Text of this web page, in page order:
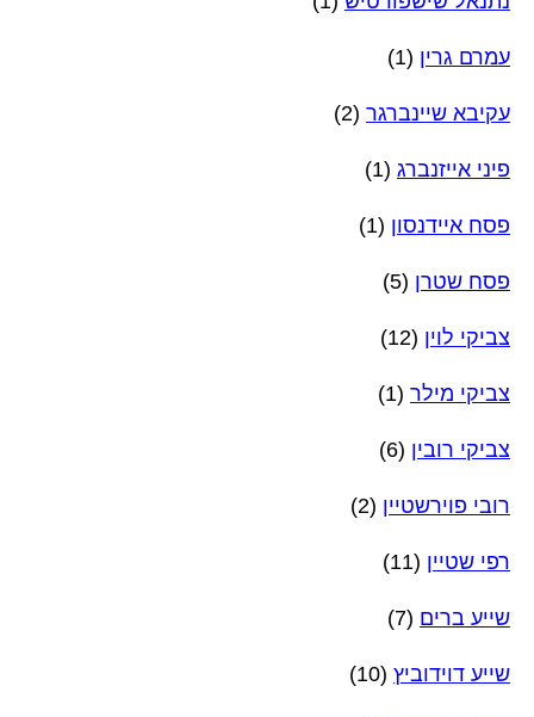
עמרם גרין (1)
עקיבא שיינברגר (2)
פיני אייזנברג (1)
פסח איידנסון (1)
פסח שטרן (5)
צביקי לוין (12)
צביקי מילר (1)
צביקי רובין (6)
רובי פוירשטיין (2)
רפי שטיין (11)
שייע ברים (7)
שייע דוידוביץ (10)